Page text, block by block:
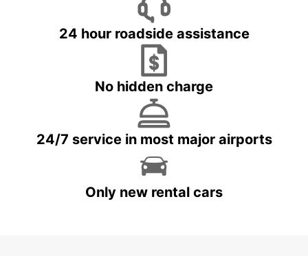
24 hour roadside assistance
No hidden charge
24/7 service in most major airports
Only new rental cars